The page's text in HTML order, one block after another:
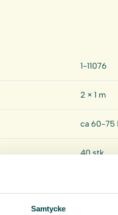
Samtycke
1-11076
2 × 1 m
ca 60-75
40 stk.